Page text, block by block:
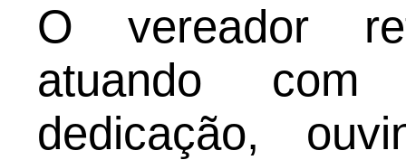
O vereador
atuando com
dedicação,